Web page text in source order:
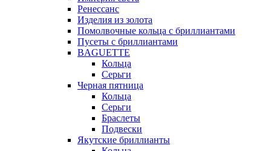
Ренессанс
Изделия из золота
Помолвочные кольца с бриллиантами
Пусеты с бриллиантами
BAGUETTE
Кольца
Серьги
Черная пятница
Кольца
Серьги
Браслеты
Подвески
Якутские бриллианты